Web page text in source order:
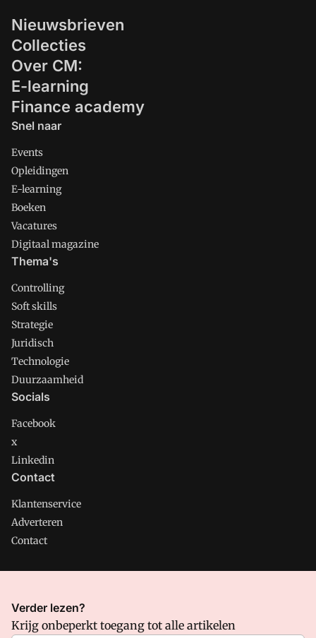
Nieuwsbrieven
Collecties
Over CM:
E-learning
Finance academy
Snel naar
Events
Opleidingen
E-learning
Boeken
Vacatures
Digitaal magazine
Thema's
Controlling
Soft skills
Strategie
Juridisch
Technologie
Duurzaamheid
Socials
Facebook
x
Linkedin
Contact
Klantenservice
Adverteren
Contact
CMweb is onderdeel van VMN media. Lees in
waar VMN media voor staat. Op gebruik van deze site zijn de
Verder lezen?
Krijg onbeperkt toegang tot alle artikelen